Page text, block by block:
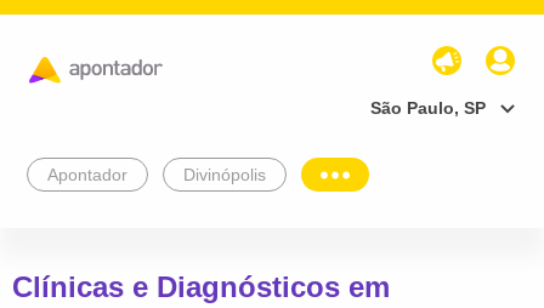
São Paulo, SP
Apontador Divinópolis
Clínicas e Diagnósticos em